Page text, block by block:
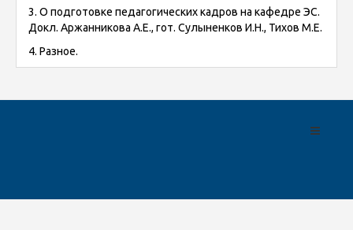
3. О подготовке педагогических кадров на кафедре ЭС.
Докл. Аржанникова А.Е., гот. Сулыненков И.Н., Тихов М.Е.
4. Разное.